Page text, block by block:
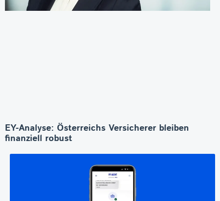
EY-Analyse: Österreichs Versicherer bleiben
finanziell robust